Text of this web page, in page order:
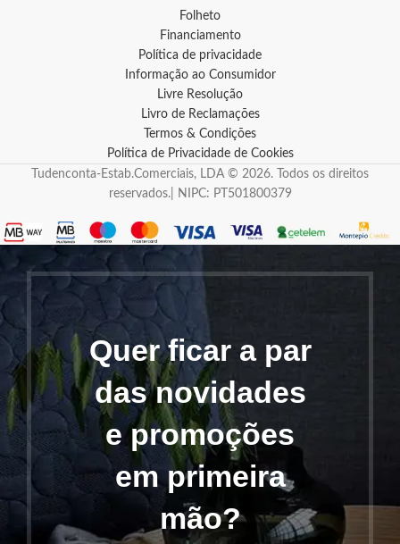
Folheto
Financiamento
Política de privacidade
Informação ao Consumidor
Livre Resolução
Livro de Reclamações
Termos & Condições
Política de Privacidade de Cookies
Tudenconta-Estab.Comerciais, LDA © 2026. Todos os direitos
reservados.| NIPC: PT501800379
Quer ficar a par
das novidades
e promoções
em primeira
mão?